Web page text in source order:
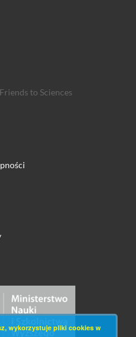
to Sciences
wykorzystuje pliki cookies w